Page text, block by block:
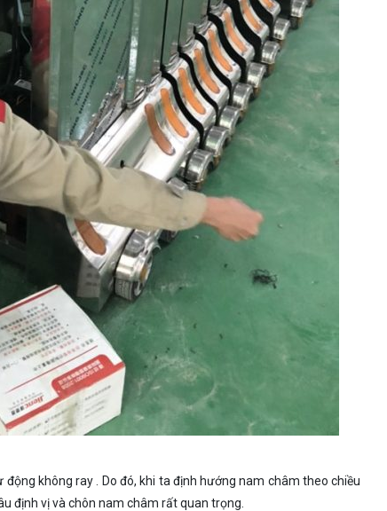
không ray . Do đó, khi ta định hướng nam châm theo chiều
định vị và chôn nam châm rất quan trọng.